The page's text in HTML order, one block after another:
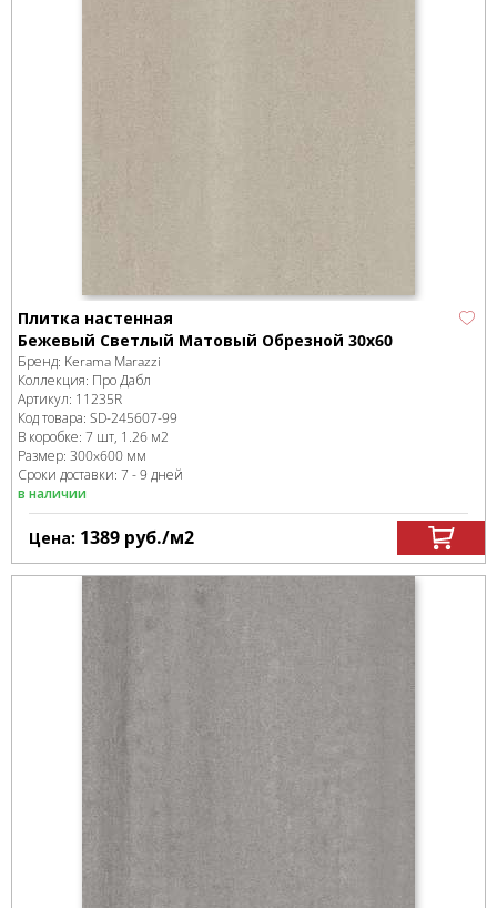
Плитка настенная
Бежевый Светлый Матовый Обрезной 30х60
Бренд: Kerama Marazzi
Коллекция: Про Дабл
Артикул: 11235R
Код товара: SD-245607-99
В коробке: 7 шт, 1.26 м2
Размер: 300x600 мм
Сроки доставки: 7 - 9 дней
в наличии
Цена: 1389 руб./м2